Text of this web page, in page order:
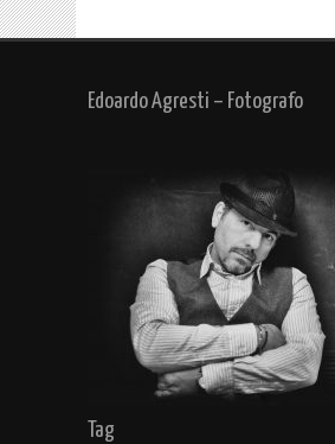
Edoardo Agresti – Fotografo
Tag